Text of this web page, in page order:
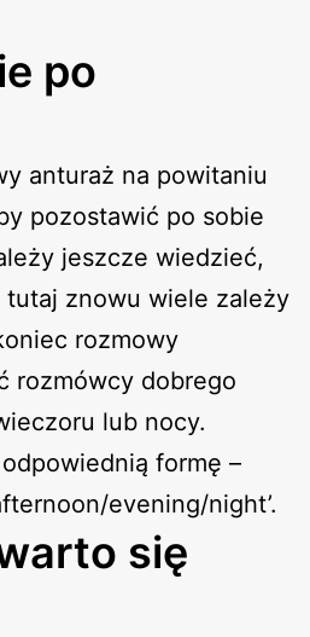
po
anturaż na powitaniu
pozostawić po sobie
jeszcze wiedzieć,
tutaj znowu wiele zależy
rozmowy
rozmówcy dobrego
lub nocy.
formę –
evening/night’.
się